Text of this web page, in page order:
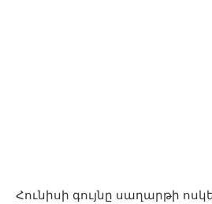
Հունիսի գույնը սաղարթի